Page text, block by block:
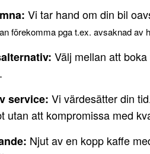
Vi tar hand om din bil
förekomma pga t.ex. avsaknad av
Välj mellan att
service: Vi värdesätter din
utan att kompromissa med
Njut av en kopp kaffe